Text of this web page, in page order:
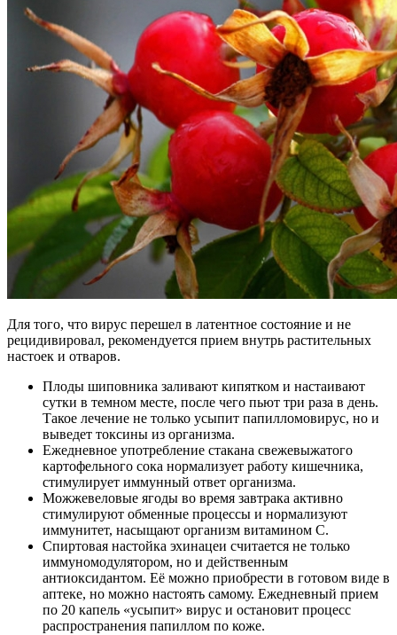
Для того, что вирус перешел в латентное состояние и не
рецидивировал, рекомендуется прием внутрь растительных
настоек и отваров.
Плоды шиповника заливают кипятком и настаивают
сутки в темном месте, после чего пьют три раза в день.
Такое лечение не только усыпит папилломовирус, но и
выведет токсины из организма.
Ежедневное употребление стакана свежевыжатого
картофельного сока нормализует работу кишечника,
стимулирует иммунный ответ организма.
Можжевеловые ягоды во время завтрака активно
стимулируют обменные процессы и нормализуют
иммунитет, насыщают организм витамином С.
Спиртовая настойка эхинацеи считается не только
иммуномодулятором, но и действенным
антиоксидантом. Её можно приобрести в готовом виде в
аптеке, но можно настоять самому. Ежедневный прием
по 20 капель «усыпит» вирус и остановит процесс
распространения папиллом по коже.